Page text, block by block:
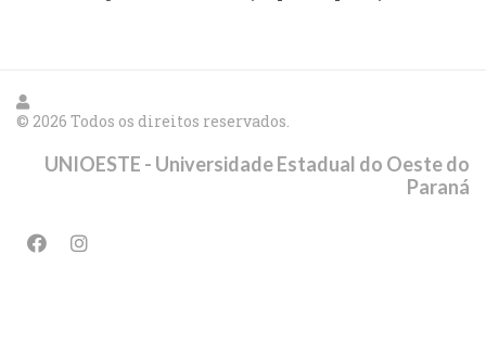
© 2026 Todos os direitos reservados.
UNIOESTE - Universidade Estadual do Oeste do
Paraná